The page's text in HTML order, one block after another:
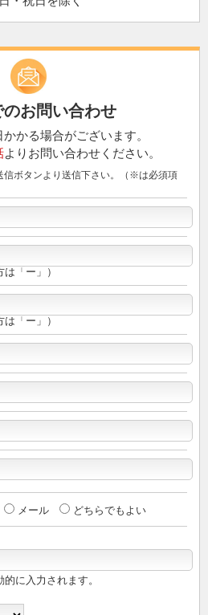
のお問い合わせ
かる場合がございます。
よりお問い合わせください。
信ボタンより送信下さい。（※は必須項
は「ー」）
は「ー」）
メール どちらでもよい
に入力されます。